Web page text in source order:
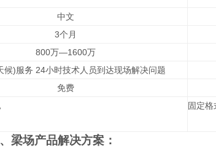
中文
3个月
800万—1600万
候)服务 24小时技术人员到达现场解决问题
免费
固定格
梁场产品解决方案：